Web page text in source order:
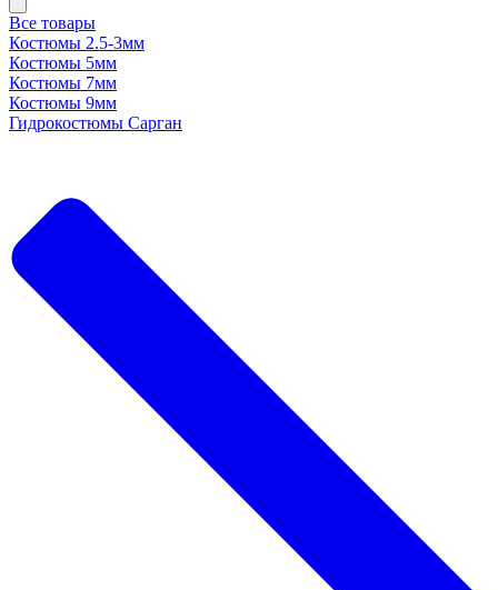
Все товары
Костюмы 2.5-3мм
Костюмы 5мм
Костюмы 7мм
Костюмы 9мм
Гидрокостюмы Сарган